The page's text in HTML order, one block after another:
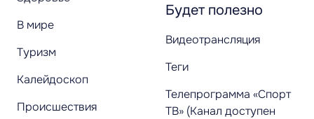
В мире
Туризм
Калейдоскоп
Происшествия
Будет полезно
Видеотрансляция
Теги
Телепрограмма «Спорт
ТВ» (Канал доступен